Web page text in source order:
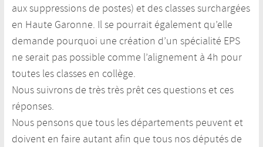
aux suppressions de postes) et des classes surchargées
en Haute Garonne. Il se pourrait également qu’elle
demande pourquoi une création d’un spécialité EPS
ne serait pas possible comme l’alignement à 4h pour
toutes les classes en collège.
Nous suivrons de très très prêt ces questions et ces
réponses.
Nous pensons que tous les départements peuvent et
doivent en faire autant afin que tous nos députés de